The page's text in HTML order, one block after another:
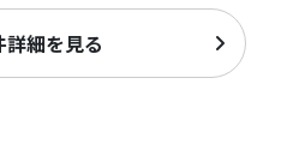
詳細を見る